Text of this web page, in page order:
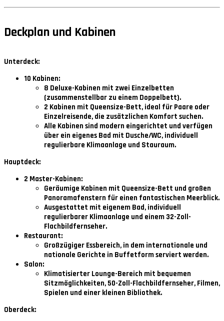
Deckplan und Kabinen
Unterdeck:
10 Kabinen:
8 Deluxe-Kabinen mit zwei Einzelbetten
(zusammenstellbar zu einem Doppelbett).
2 Kabinen mit Queensize-Bett, ideal für Paare oder
Einzelreisende, die zusätzlichen Komfort suchen.
Alle Kabinen sind modern eingerichtet und verfügen
über ein eigenes Bad mit Dusche/WC, individuell
regulierbare Klimaanlage und Stauraum.
Hauptdeck:
2 Master-Kabinen:
Geräumige Kabinen mit Queensize-Bett und großen
Panoramafenstern für einen fantastischen Meerblick.
Ausgestattet mit eigenem Bad, individuell
regulierbarer Klimaanlage und einem 32-Zoll-
Flachbildfernseher.
Restaurant:
Großzügiger Essbereich, in dem internationale und
nationale Gerichte in Buffetform serviert werden.
Salon:
Klimatisierter Lounge-Bereich mit bequemen
Sitzmöglichkeiten, 50-Zoll-Flachbildfernseher, Filmen,
Spielen und einer kleinen Bibliothek.
Oberdeck: